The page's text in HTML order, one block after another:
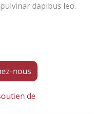
dapibus leo.
nous
de